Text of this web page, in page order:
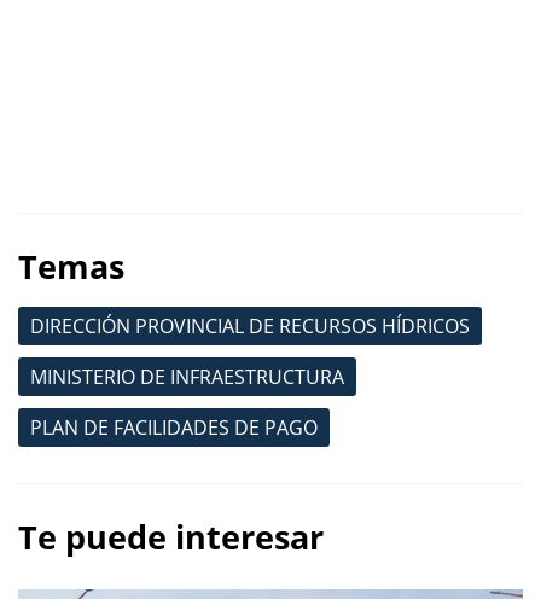
Temas
DIRECCIÓN PROVINCIAL DE RECURSOS HÍDRICOS
MINISTERIO DE INFRAESTRUCTURA
PLAN DE FACILIDADES DE PAGO
Te puede interesar